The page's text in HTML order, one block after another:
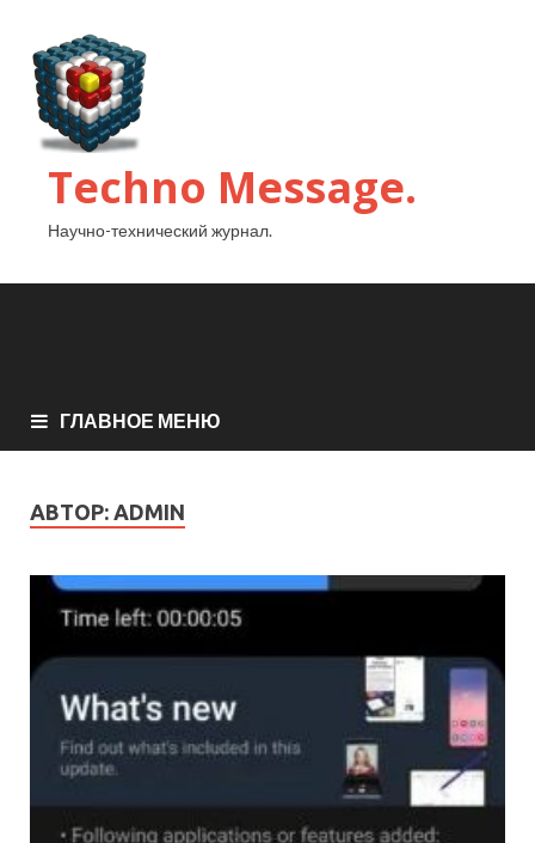
Techno Message.
Научно-технический журнал.
ГЛАВНОЕ МЕНЮ
АВТОР: ADMIN